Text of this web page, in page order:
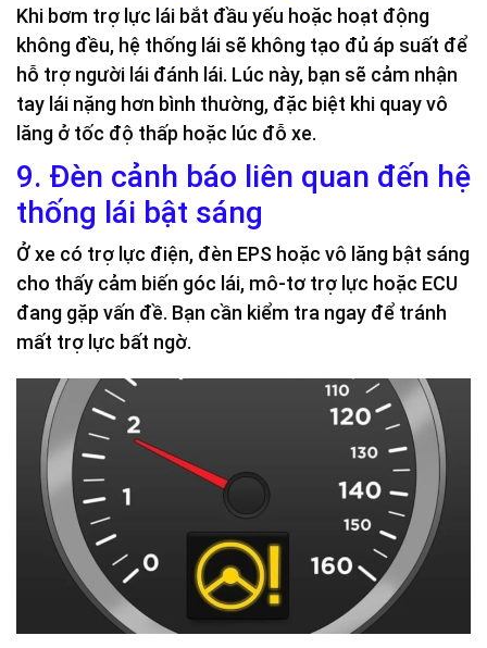
Khi bơm trợ lực lái bắt đầu yếu hoặc hoạt động
không đều, hệ thống lái sẽ không tạo đủ áp suất để
hỗ trợ người lái đánh lái. Lúc này, bạn sẽ cảm nhận
tay lái nặng hơn bình thường, đặc biệt khi quay vô
lăng ở tốc độ thấp hoặc lúc đỗ xe.
9. Đèn cảnh báo liên quan đến hệ
thống lái bật sáng
Ở xe có trợ lực điện, đèn EPS hoặc vô lăng bật sáng
cho thấy cảm biến góc lái, mô-tơ trợ lực hoặc ECU
đang gặp vấn đề. Bạn cần kiểm tra ngay để tránh
mất trợ lực bất ngờ.